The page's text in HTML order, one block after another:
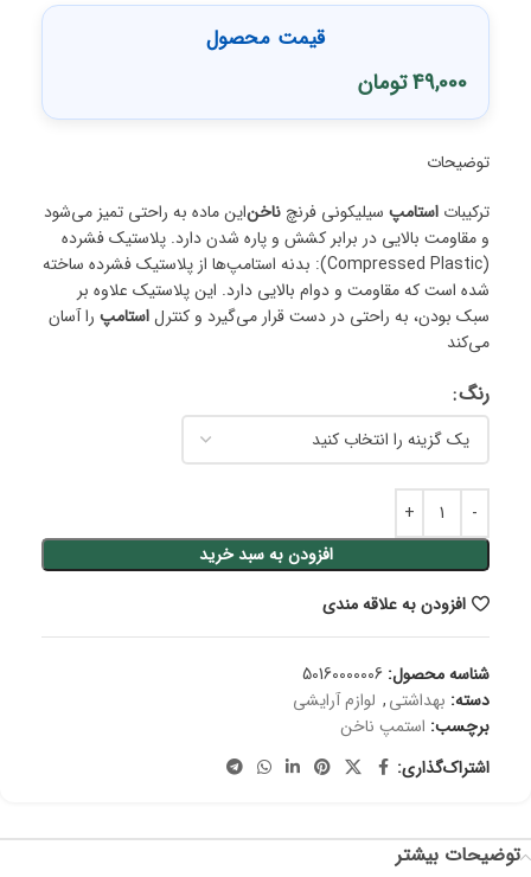
قیمت محصول
49,000تومان
توضیحات
ترکیبات استامپ سیلیکونی فرنچ ناخناین ماده به راحتی تمیز می‌شود
و مقاومت بالایی در برابر کشش و پاره شدن دارد. پلاستیک فشرده
(Compressed Plastic): بدنه استامپ‌ها از پلاستیک فشرده ساخته
شده است که مقاومت و دوام بالایی دارد. این پلاستیک علاوه بر
سبک بودن، به راحتی در دست قرار می‌گیرد و کنترلاستامپ را آسان
می‌کند
رنگ
افزودن به سبد خرید
افزودن به علاقه مندی
شناسه محصول: 50160000006
دسته: بهداشتی, لوازم آرایشی
برچسب: استمپ ناخن
اشتراک‌گذاری:
توضیحات بیشتر